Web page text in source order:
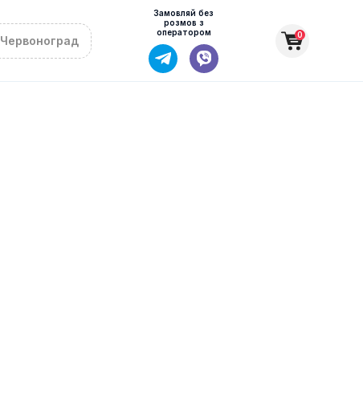
Червоноград
Замовляй без
розмов з
оператором
0